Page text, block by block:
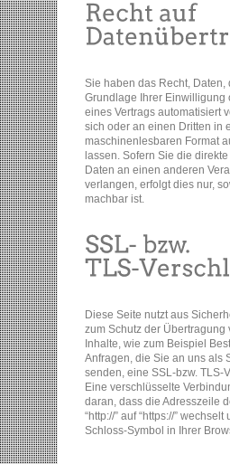
Sie haben das Recht, Daten,
Grundlage Ihrer Einwilligung
eines Vertrags automatisiert
sich oder an einen Dritten in
maschinenlesbaren Format
lassen. Sofern Sie die
Daten an einen anderen
verlangen, erfolgt dies nur,
machbar ist.
Diese Seite nutzt aus
zum Schutz der Übertragung
Inhalte, wie zum Beispiel
Anfragen, die Sie an uns als
senden, eine SSL-bzw. TLS-
Eine verschlüsselte
daran, dass die Adresszeile
“http://” auf “https://”
Schloss-Symbol in Ihrer